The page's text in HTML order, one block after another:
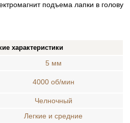
подъема лапки в голову
характеристики
5 мм
4000 об/мин
Челночный
Легкие и средние